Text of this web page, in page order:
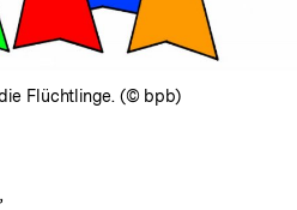
Flüchtlinge. (© bpb)